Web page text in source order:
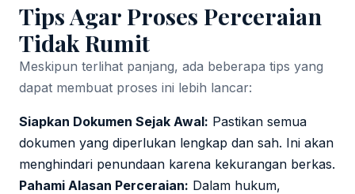
Tips Agar Proses Perceraian
Tidak Rumit
Meskipun terlihat panjang, ada beberapa tips yang
dapat membuat proses ini lebih lancar:
Siapkan Dokumen Sejak Awal: Pastikan semua
dokumen yang diperlukan lengkap dan sah. Ini akan
menghindari penundaan karena kekurangan berkas.
Pahami Alasan Perceraian: Dalam hukum,